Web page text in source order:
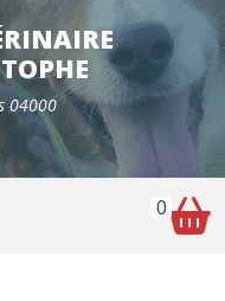
vétérinaire
04000
0